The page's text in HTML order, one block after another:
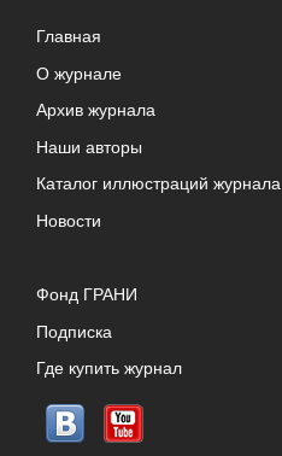
Главная
О журнале
Архив журнала
Наши авторы
Каталог иллюстраций журнала
Новости
Фонд ГРАНИ
Подписка
Где купить журнал